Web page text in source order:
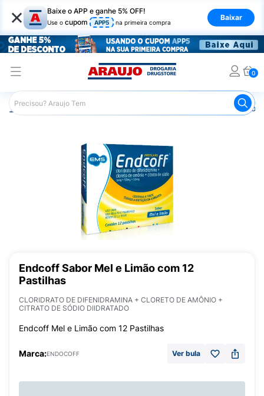
× Baixe o APP e ganhe 5% OFF!
Use o cupom APP5 na primeira compra
Baixar
0
Araujo Medicamentos Remédio
Endcoff Sabor Mel e Limão com 12
Pastilhas
CLORIDRATO DE DIFENIDRAMINA + CLORETO DE AMÔNIO +
CITRATO DE SÓDIO DIIDRATADO
Endcoff Mel e Limão com 12 Pastilhas
Marca:ENDOCOFF Ver bula